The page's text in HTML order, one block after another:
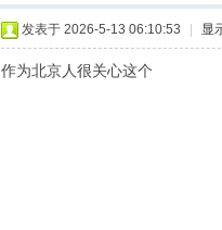
发表于 2026-5-13 06:10:53 显
作为北京人很关心这个